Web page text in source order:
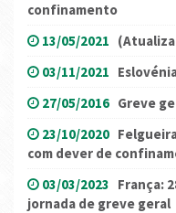
confinamento
13/05/2021
03/11/2021
27/05/2016 Greve
23/10/2020
com dever de
03/03/2023 França:
jornada de greve geral